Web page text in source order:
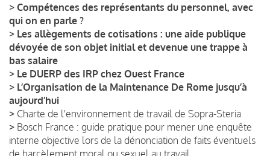
> Compétences des représentants du personnel, avec
qui on en parle ?
> Les allègements de cotisations : une aide publique
dévoyée de son objet initial et devenue une trappe à
bas salaire
> Le DUERP des IRP chez Ouest France
> L’Organisation de la Maintenance De Rome jusqu’à
aujourd’hui
> Charte de l'environnement de travail de Sopra-Steria
> Bosch France : guide pratique pour mener une enquête
interne objective lors de la dénonciation de faits éventuels
de harcèlement moral ou sexuel au travail